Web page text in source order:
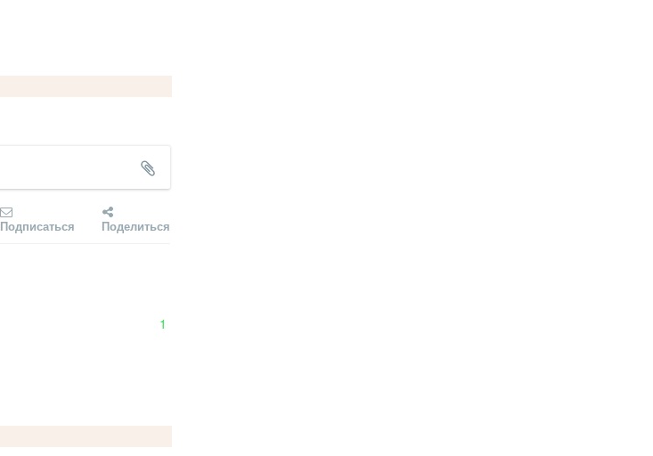
Подписаться Поделиться
1